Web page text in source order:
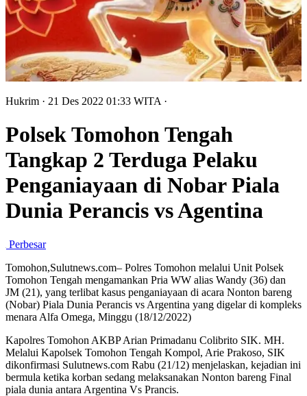
Hukrim · 21 Des 2022 01:33 WITA ·
Polsek Tomohon Tengah
Tangkap 2 Terduga Pelaku
Penganiayaan di Nobar Piala
Dunia Perancis vs Agentina
Perbesar
Tomohon,Sulutnews.com– Polres Tomohon melalui Unit Polsek
Tomohon Tengah mengamankan Pria WW alias Wandy (36) dan
JM (21), yang terlibat kasus penganiayaan di acara Nonton bareng
(Nobar) Piala Dunia Perancis vs Argentina yang digelar di kompleks
menara Alfa Omega, Minggu (18/12/2022)
Kapolres Tomohon AKBP Arian Primadanu Colibrito SIK. MH.
Melalui Kapolsek Tomohon Tengah Kompol, Arie Prakoso, SIK
dikonfirmasi Sulutnews.com Rabu (21/12) menjelaskan, kejadian ini
bermula ketika korban sedang melaksanakan Nonton bareng Final
piala dunia antara Argentina Vs Prancis.